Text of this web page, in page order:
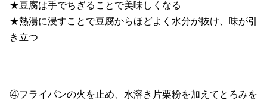
★豆腐は手でちぎることで美味しくなる
★熱湯に浸すことで豆腐からほどよく水分が抜け、味が引
き立つ
④フライパンの火を止め、水溶き片栗粉を加えてとろみを